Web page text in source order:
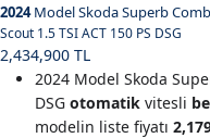
2024Model Skoda Superb
Scout 1.5 TSI ACT 150 PS DSG
2,434,900 TL
2024 Model Skoda
DSG otomatik vitesli
modelin liste fiyatı